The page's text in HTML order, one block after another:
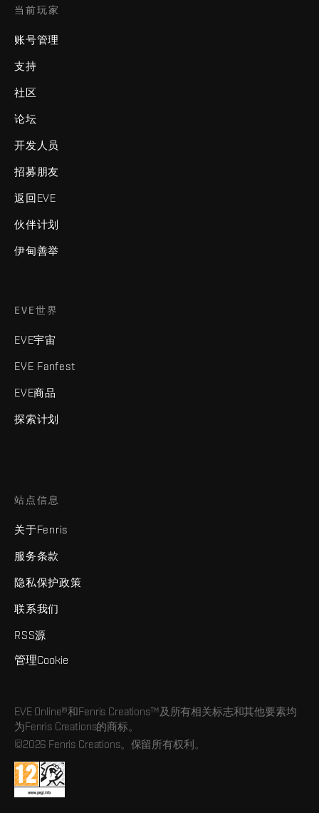
当前玩家
账号管理
支持
社区
论坛
开发人员
招募朋友
返回EVE
伙伴计划
伊甸善举
EVE世界
EVE宇宙
EVE Fanfest
EVE商品
探索计划
站点信息
关于Fenris
服务条款
隐私保护政策
联系我们
RSS源
管理Cookie
EVE Online®和Fenris Creations™及所有相关标志和其他要素均
为Fenris Creations的商标。
©2026 Fenris Creations。保留所有权利。